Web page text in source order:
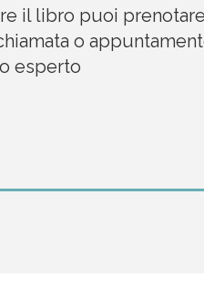
il libro puoi prenotare
o
esperto